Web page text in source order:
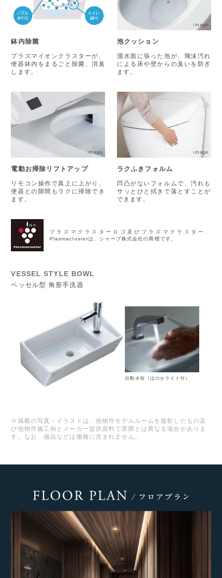
鉢内除菌
プラズマイオンクラスターが、
便器鉢内をまるごと除菌、消臭
します。
image
泡クッション
溜水面に張った泡が、飛沫汚れ
による床や壁からの臭いを防ぎ
ます。
image
電動お掃除リフトアップ
リモコン操作で真上に上がり、
便器との隙間もラクに掃除でき
ます。
image
ラクふきフォルム
凹凸がないフォルムで、汚れも
サッとひと拭きで落とすことが
できます。
プラズマクラスターロゴ及びプラズマクラスター、
Plasmaclusterは、シャープ株式会社の商標です。
VESSEL STYLE BOWL
ベッセル型 角形手洗器
自動水栓（ほのかライト付）
※掲載の写真・イラストは、他物件モデルルームを撮影したもの及
び他物件施工例とメーカー提供資料で実際とは異なる場合がありま
す。なお、備品などは価格に含まれません。